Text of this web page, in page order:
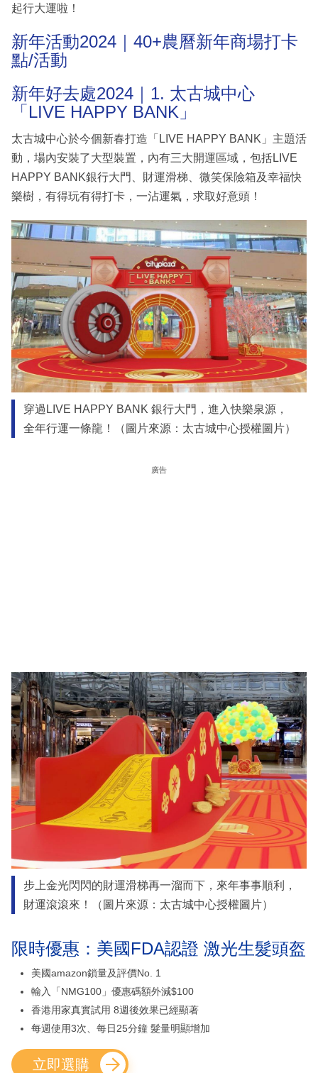
起行大運啦！
新年活動2024｜40+農曆新年商場打卡
點/活動
新年好去處2024｜1. 太古城中心
「LIVE HAPPY BANK」
太古城中心於今個新春打造「LIVE HAPPY BANK」主題活
動，場內安裝了大型裝置，內有三大開運區域，包括LIVE
HAPPY BANK銀行大門、財運滑梯、微笑保險箱及幸福快
樂樹，有得玩有得打卡，一沾運氣，求取好意頭！
穿過LIVE HAPPY BANK 銀行大門，進入快樂泉源，
全年行運一條龍！（圖片來源：太古城中心授權圖片）
廣告
步上金光閃閃的財運滑梯再一溜而下，來年事事順利，
財運滾滾來！（圖片來源：太古城中心授權圖片）
限時優惠：美國FDA認證 激光生髮頭盔
美國amazon鎖量及評價No. 1
輸入「NMG100」優惠碼額外減$100
香港用家真實試用 8週後效果已經顯著
每週使用3次、每日25分鐘 髮量明顯增加
立即選購